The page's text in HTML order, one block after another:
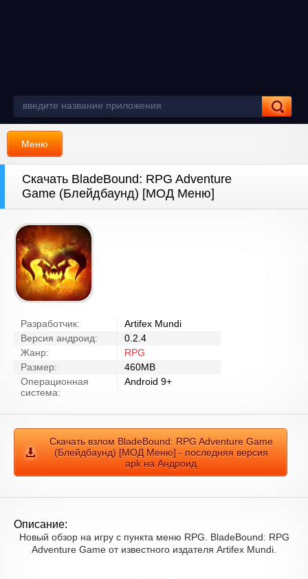
Меню
Скачать BladeBound: RPG Adventure
Game (Блейдбаунд) [МОД Меню]
Разработчик:
Artifex Mundi
Версия андроид:
0.2.4
Жанр:
RPG
Размер:
460MB
Операционная
система:
Android 9+
Скачать взлом BladeBound: RPG Adventure Game
(Блейдбаунд) [МОД Меню] - последняя версия
apk на Андроид
Описание:
Новый обзор на игру с пункта меню RPG. BladeBound: RPG
Adventure Game от известного издателя Artifex Mundi.